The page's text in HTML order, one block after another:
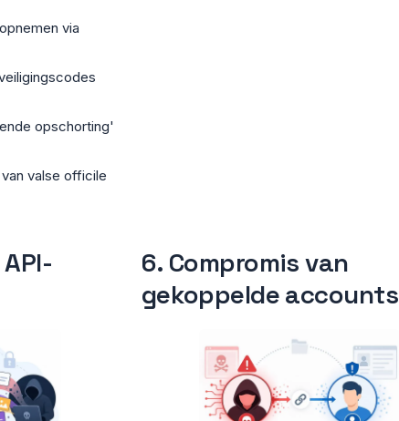
via
opschorting'
valse officile
6. Compromis van
gekoppelde accounts